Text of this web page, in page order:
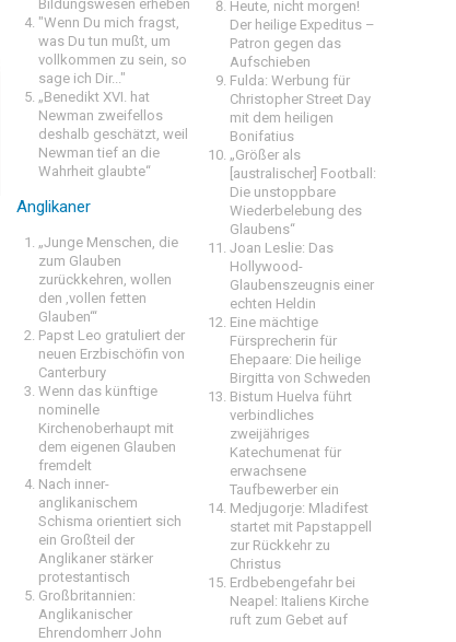
Bildungswesen erheben
"Wenn Du mich fragst,
was Du tun mußt, um
vollkommen zu sein, so
sage ich Dir..."
„Benedikt XVI. hat
Newman zweifellos
deshalb geschätzt, weil
Newman tief an die
Wahrheit glaubte“
Anglikaner
„Junge Menschen, die
zum Glauben
zurückkehren, wollen
den ‚vollen fetten
Glauben‘“
Papst Leo gratuliert der
neuen Erzbischöfin von
Canterbury
Wenn das künftige
nominelle
Kirchenoberhaupt mit
dem eigenen Glauben
fremdelt
Nach inner-
anglikanischem
Schisma orientiert sich
ein Großteil der
Anglikaner stärker
protestantisch
Großbritannien:
Anglikanischer
Ehrendomherr John
Heute, nicht morgen!
Der heilige Expeditus –
Patron gegen das
Aufschieben
Fulda: Werbung für
Christopher Street Day
mit dem heiligen
Bonifatius
„Größer als
[australischer] Football:
Die unstoppbare
Wiederbelebung des
Glaubens“
Joan Leslie: Das
Hollywood-
Glaubenszeugnis einer
echten Heldin
Eine mächtige
Fürsprecherin für
Ehepaare: Die heilige
Birgitta von Schweden
Bistum Huelva führt
verbindliches
zweijähriges
Katechumenat für
erwachsene
Taufbewerber ein
Medjugorje: Mladifest
startet mit Papstappell
zur Rückkehr zu
Christus
Erdbebengefahr bei
Neapel: Italiens Kirche
ruft zum Gebet auf